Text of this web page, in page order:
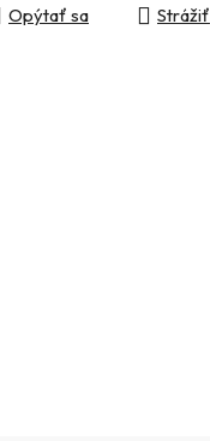
Opýtať sa Strážiť